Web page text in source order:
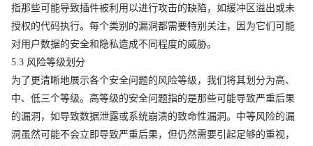
指那些可能导致插件被利用以进行攻击的缺陷，如缓冲区溢出或未
授权的代码执行。每个类别的漏洞都需要特别关注，因为它们可能
对用户数据的安全和隐私造成不同程度的威胁。
5.3 风险等级划分
为了更清晰地展示各个安全问题的风险等级，我们将其划分为高、
中、低三个等级。高等级的安全问题指的是那些可能导致严重后果
的漏洞，如导致数据泄露或系统崩溃的致命性漏洞。中等风险的漏
洞虽然可能不会立即导致严重后果，但仍然需要引起足够的重视，